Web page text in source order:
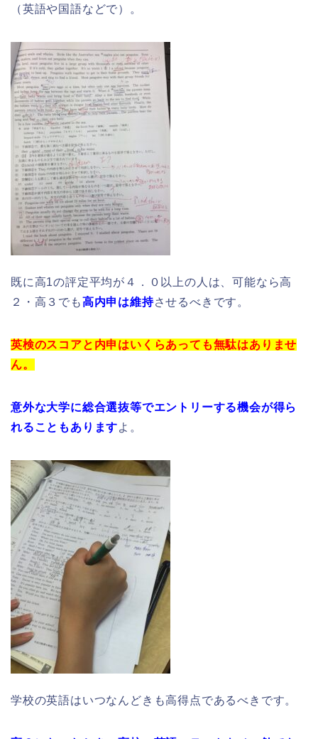
（英語や国語などで）。
既に高1の評定平均が４．０以上の人は、可能なら高
２・高３でも高内申は維持させるべきです。
英検のスコアと内申はいくらあっても無駄はありませ
ん。
意外な大学に総合選抜等でエントリーする機会が得ら
れることもありますよ。
学校の英語はいつなんどきも高得点であるべきです。